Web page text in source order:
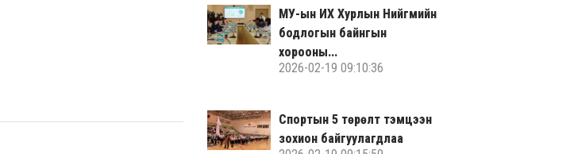
МУ-ын ИХ Хурлын Нийгмийн
бодлогын байнгын
хорооны...
2026-02-19 09:10:36
Спортын 5 төрөлт тэмцээн
зохион байгуулагдлаа